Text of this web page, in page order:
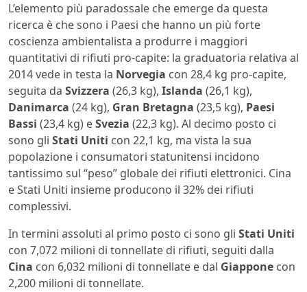
L’elemento più paradossale che emerge da questa
ricerca è che sono i Paesi che hanno un più forte
coscienza ambientalista a produrre i maggiori
quantitativi di rifiuti pro-capite: la graduatoria relativa al
2014 vede in testa la Norvegia con 28,4 kg pro-capite,
seguita da Svizzera (26,3 kg), Islanda (26,1 kg),
Danimarca (24 kg), Gran Bretagna (23,5 kg), Paesi
Bassi (23,4 kg) eSvezia (22,3 kg). Al decimo posto ci
sono gli Stati Uniti con 22,1 kg, ma vista la sua
popolazione i consumatori statunitensi incidono
tantissimo sul “peso” globale dei rifiuti elettronici. Cina
e Stati Uniti insieme producono il 32% dei rifiuti
complessivi.
In termini assoluti al primo posto ci sono gli Stati Uniti
con 7,072 milioni di tonnellate di rifiuti, seguiti dalla
Cina con 6,032 milioni di tonnellate e dal Giappone con
2,200 milioni di tonnellate.